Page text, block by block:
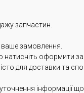
запчастин.
ваше замовлення.
натисніть оформити
для доставки та
інформації